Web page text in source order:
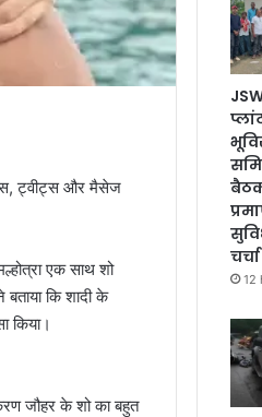
ट्वीट्स और मैसेज
एक साथ शो
कि शादी के
किया।
जौहर के शो का बहुत
चर्चा
12